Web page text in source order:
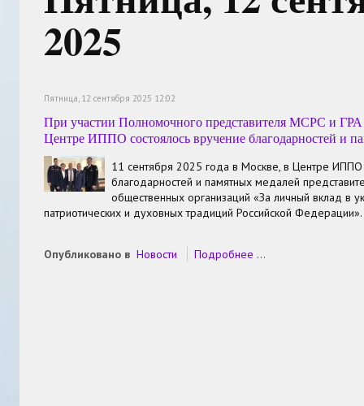
2025
Пятница, 12 сентября 2025 12:02
При участии Полномочного представителя МСРС и
Центре ИППО состоялось вручение благодарностей и
11 сентября 2025 года в Москве, в Центре ИППО
благодарностей и памятных медалей
общественных организаций «За личный вклад в
патриотических и духовных традиций Российской Федерации».
Опубликовано в Новости Подробнее ...